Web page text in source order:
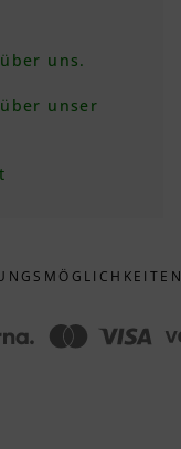
uns.
unser